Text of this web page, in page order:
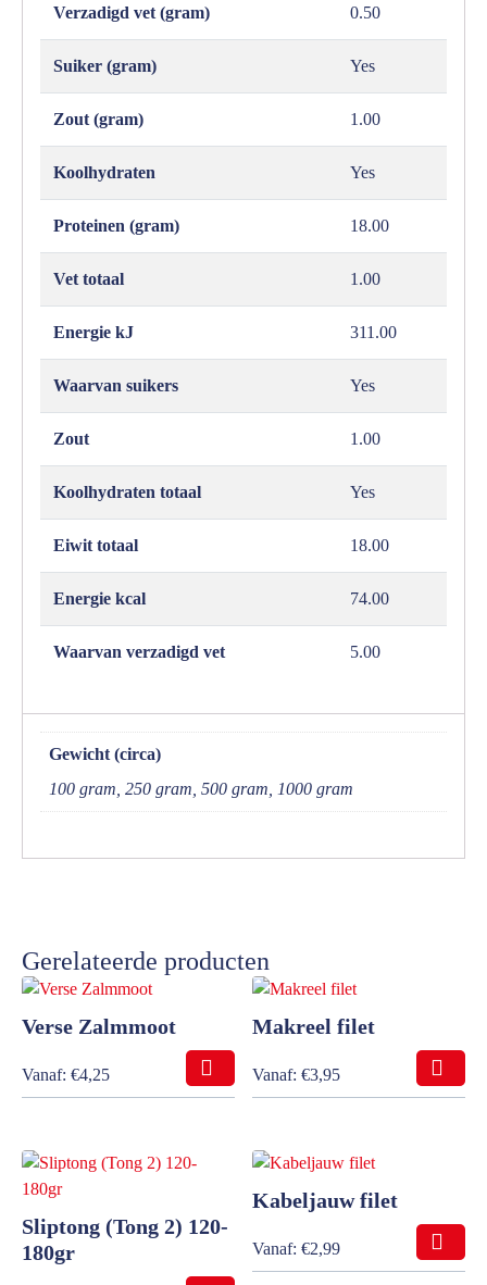
Verzadigd vet (gram) 0.50
Suiker (gram) Yes
Zout (gram) 1.00
Koolhydraten Yes
Proteinen (gram) 18.00
Vet totaal 1.00
Energie kJ 311.00
Waarvan suikers Yes
Zout 1.00
Koolhydraten totaal Yes
Eiwit totaal 18.00
Energie kcal 74.00
Waarvan verzadigd vet 5.00
Gewicht (circa)
100 gram, 250 gram, 500 gram, 1000 gram
Gerelateerde producten
Verse Zalmmoot
Vanaf: €4,25
Makreel filet
Vanaf:€3,95
Sliptong (Tong 2) 120-
180gr
Kabeljauw filet
Vanaf:€2,99